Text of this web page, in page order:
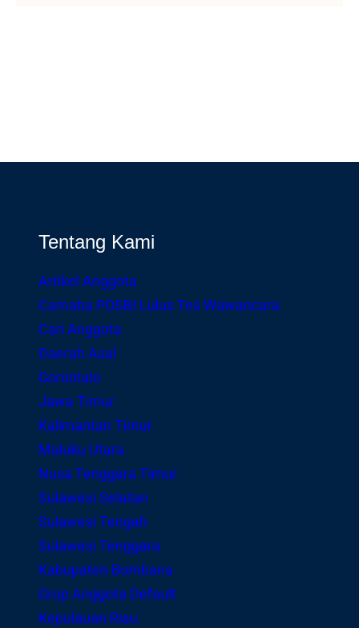
Tentang Kami
Artikel Anggota
Camaba POSBI Lulus Tes Wawancara
Cari Anggota
Daerah Asal
Gorontalo
Jawa Timur
Kalimantan Timur
Maluku Utara
Nusa Tenggara Timur
Sulawesi Selatan
Sulawesi Tengah
Sulawesi Tenggara
Kabupaten Bombana
Grup Anggota Default
Kepulauan Riau